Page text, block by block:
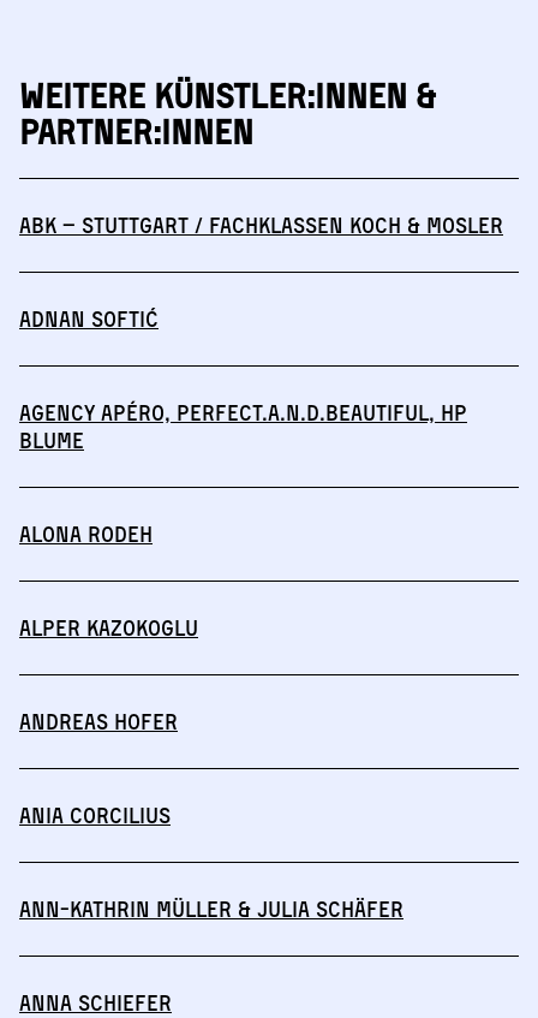
Weitere Künstler:innen &
Partner:innen
abk – Stuttgart / Fachklassen Koch & Mosler
Adnan Softić
Agency Apéro, perfect.a.n.d.beautiful, HP
BLUME
Alona Rodeh
Alper Kazokoglu
Andreas Hofer
Ania Corcilius
Ann-Kathrin Müller & Julia Schäfer
Anna Schiefer